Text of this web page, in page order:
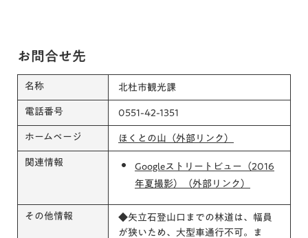
お問合せ先
名称 北杜市観光課
電話番号 0551-42-1351
ホームページ ほくとの山（外部リンク）
関連情報
Googleストリートビュー（2016
年夏撮影）（外部リンク）
その他情報
◆矢立石登山口までの林道は、幅員
が狭いため、大型車通行不可。ま